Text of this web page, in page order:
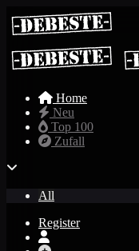
Home
Neu
Top 100
Zufall
All
Register